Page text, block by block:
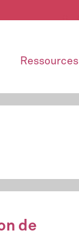
Ressources
de